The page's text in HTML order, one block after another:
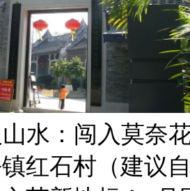
山水：闯入莫奈
红石村（建议